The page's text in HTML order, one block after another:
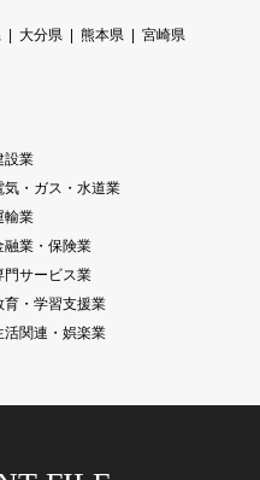
大分県 熊本県
宮崎県
設業
気・ガス・水道業
輸業
融業・保険業
門サービス業
育・学習支援業
活関連・娯楽業